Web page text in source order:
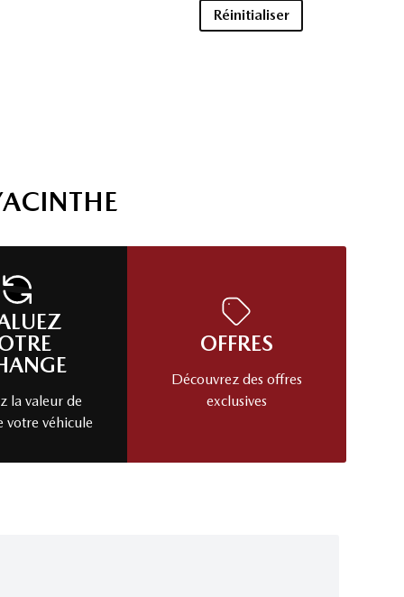
Réinitialiser
la valeur de
votre véhicule
OFFRES
Découvrez des offres
exclusives